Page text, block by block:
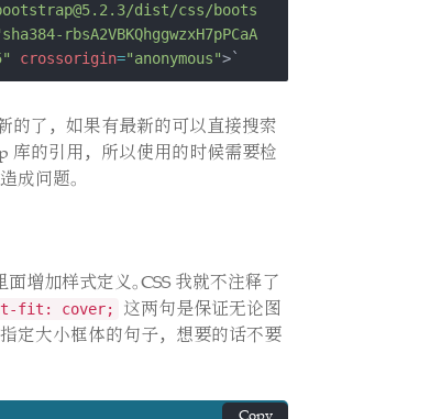
成卡片-->
定了卡片头图，显示图片，没有算
> < img src=" {{ .Params.BGPic
前Term的所有页面；比如当前$to
有categories里面包含“灌篮高手”
/dist/css/boots
rbsA2VBKQhggwzxH7pPCaA
crossorigin="anonymous">`
的了，如果有最新的可以直接搜索
库的引用，所以使用的时候需要检
成问题。
面增加样式定义。CSS 我就不注释了
fit: cover;
这两句是保证无论图
定大小框体的句子，想要的话不要